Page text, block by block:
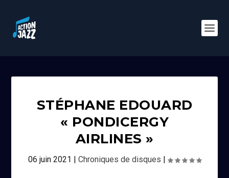
STÉPHANE EDOUARD
« PONDICERGY
AIRLINES »
06 juin 2021 | Chroniques de disques |